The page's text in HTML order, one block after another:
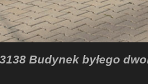
Budynek byłego